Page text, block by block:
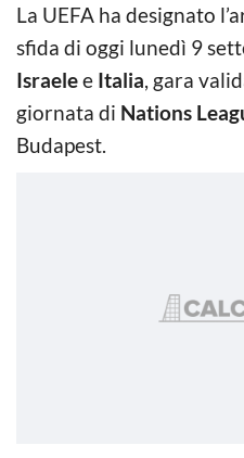
La UEFA ha designato
sfida di oggi lunedì 9
Israelee Italia, gara
giornata di Nations
Budapest.